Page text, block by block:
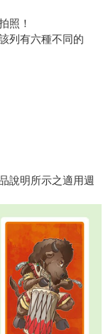
照！
列有六種不同的
說明所示之適用週